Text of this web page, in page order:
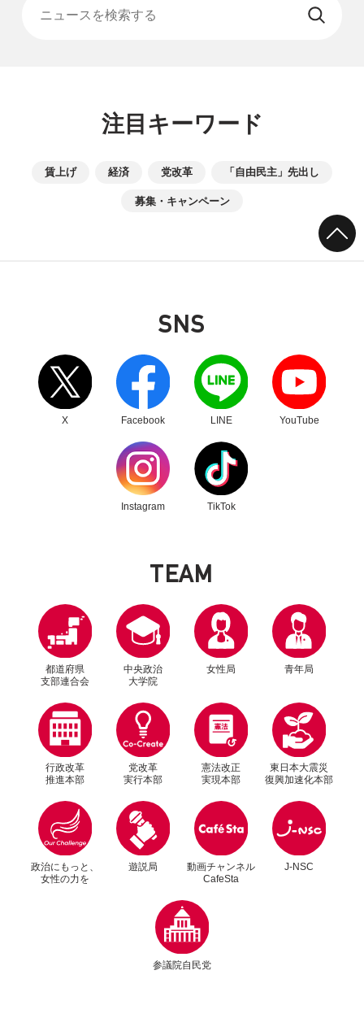
注目キーワード
賃上げ 経済 党改革 「自由民主」先出し
募集・キャンペーン
SNS
X
別ウィンドウリンク
Facebook
別ウィンドウリンク
LINE
別ウィンドウリンク
YouTube
別ウィンドウリンク
Instagram
別ウィンドウリンク
TikTok
別ウィンドウリンク
TEAM
都道府県
支部連合会
中央政治
大学院
女性局 青年局
行政改革
推進本部
党改革
実行本部
憲法改正
実現本部
東日本大震災
復興加速化本部
政治にもっと、
女性の力を
別ウィンドウリンク
遊説局
別ウィンドウリンク
動画チャンネル
CafeSta
J-NSC
参議院自民党
別ウィンドウリンク